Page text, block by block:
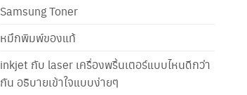
Samsung Toner
หมึกพิมพ์ของแท้
inkjet กับ laser เครื่องพริ้นเตอร์แบบไหนดีกว่า
กัน อธิบายเข้าใจแบบง่ายๆ